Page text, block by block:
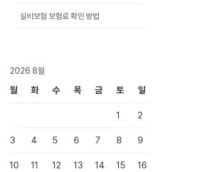
실비보험 보험료 확인 방법
2026 8월
월 화 수 목 금 토 일
1 2
3 4 5 6 7 8 9
10 11 12 13 14 15 16